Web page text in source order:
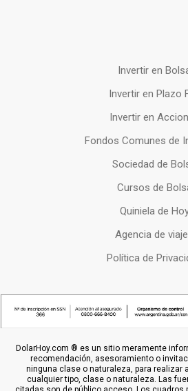
Invertir en
Invertir en Plazo
Invertir en
Fondos Comunes de
Sociedad de
Cursos de
Quiniela de
Agencia de
Política de
DolarHoy.com ® es un sitio meramente
recomendación, asesoramiento o
ninguna clase o naturaleza, para realizar
cualquier tipo, clase o naturaleza. Las